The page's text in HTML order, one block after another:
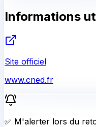
Informations
Site officiel
www.cned.fr
✅ M'alerter lors du